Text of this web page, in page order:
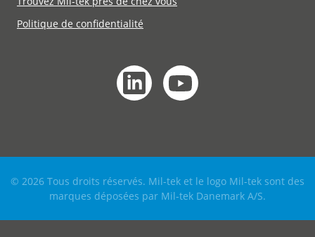
Politique de confidentialité
© 2026 Tous droits réservés. Mil-tek et le logo Mil-tek sont des
marques déposées par Mil-tek Danemark A/S.